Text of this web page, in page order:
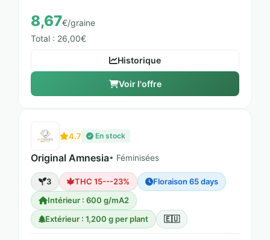
8,67€/graine
Total : 26,00€
Historique
Voir l'offre
4.7 En stock
Original Amnesia• Féminisées
3 THC 15---23%
Floraison 65 days
Intérieur : 600 g/mA2
Extérieur : 1,200 g per plant
🇪🇺